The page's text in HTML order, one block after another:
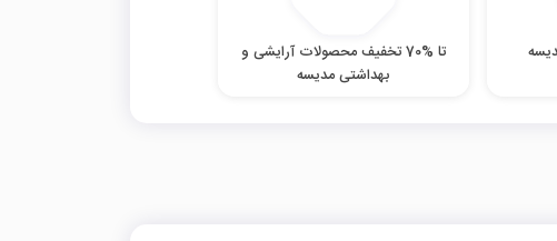
تا %70 تخفیف محصولات آرایشی و
بهداشتی مدیسه